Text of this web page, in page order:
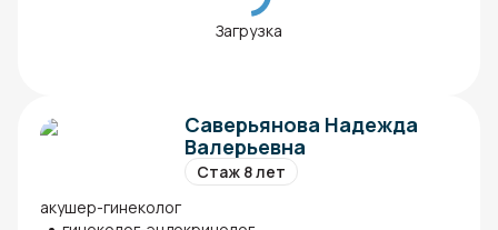
Загрузка
Саверьянова Надежда
Валерьевна
Стаж 8 лет
акушер-гинеколог